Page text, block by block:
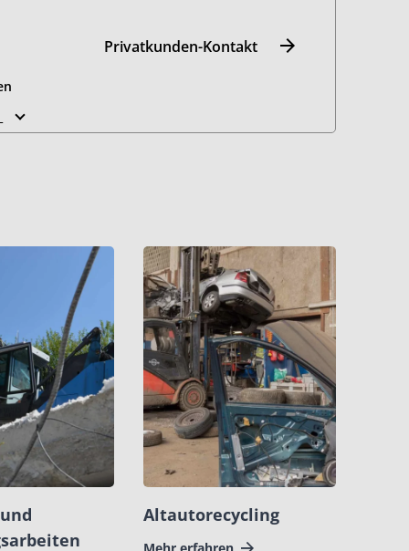
Privatkunden-Kontakt
Altautorecycling